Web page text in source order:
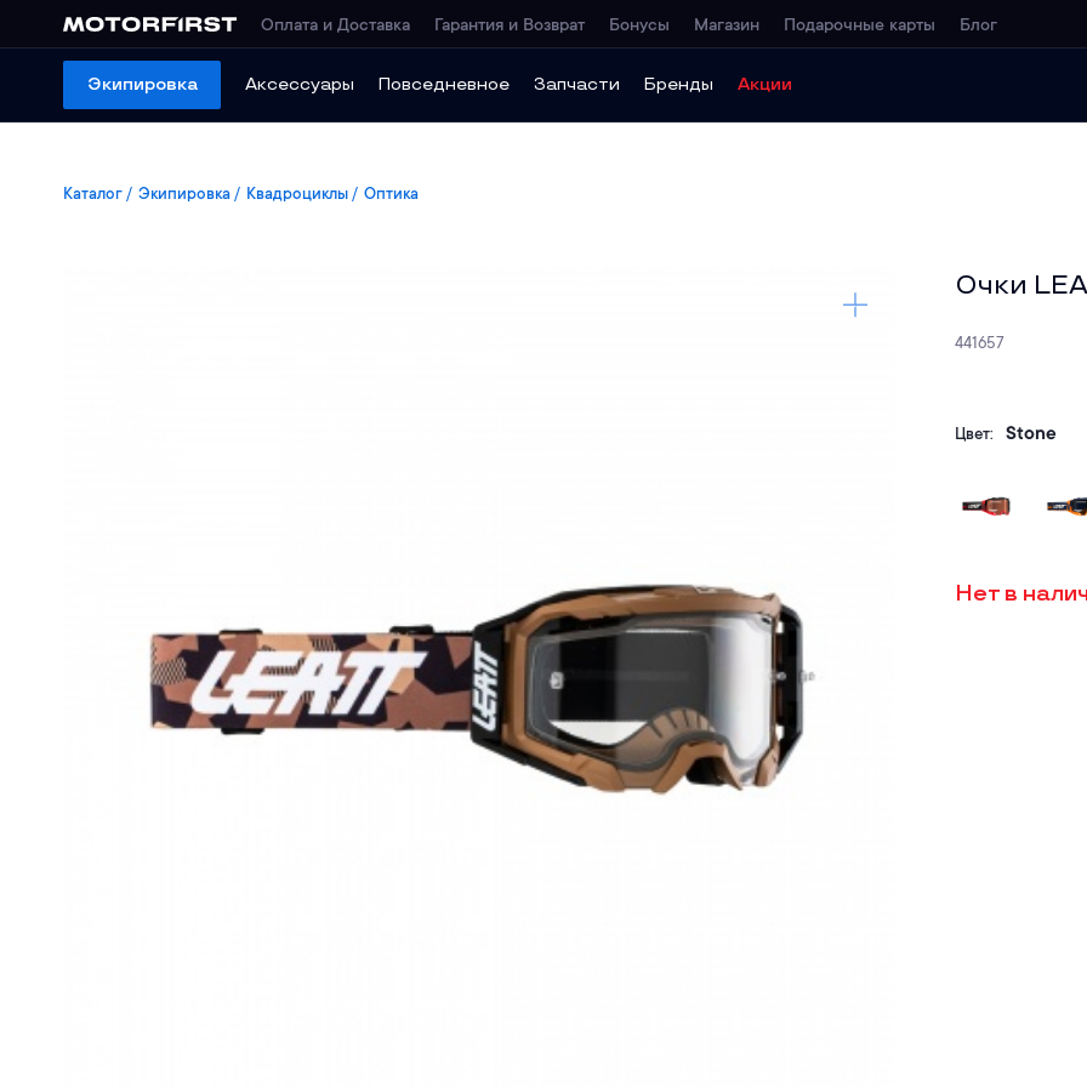
Оплата и Доставка Гарантия и Возврат Бонусы Магазин Подарочные карты Блог
Экипировка Аксессуары Повседневное Запчасти Бренды Акции
Каталог Экипировка Квадроциклы Оптика
Очки
441657
Цвет: Stone
Нет в